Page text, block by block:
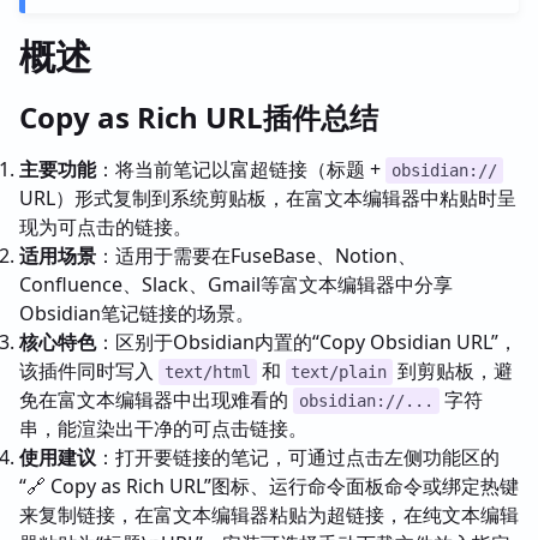
概述
Copy as Rich URL插件总结
主要功能：将当前笔记以富超链接（标题 + obsidian://
URL）形式复制到系统剪贴板，在富文本编辑器中粘贴时呈
现为可点击的链接。
适用场景 ：适用于需要在FuseBase、Notion、
Confluence、Slack、Gmail等富文本编辑器中分享
Obsidian笔记链接的场景。
核心特色：区别于Obsidian内置的“Copy Obsidian URL”，
该插件同时写入
text/html 和 text/plain 到剪贴板，避
免在富文本编辑器中出现难看的
obsidian://...
字符
串，能渲染出干净的可点击链接。
使用建议 ：打开要链接的笔记，可通过点击左侧功能区的
“🔗 Copy as Rich URL”图标、运行命令面板命令或绑定热键
来复制链接，在富文本编辑器粘贴为超链接，在纯文本编辑